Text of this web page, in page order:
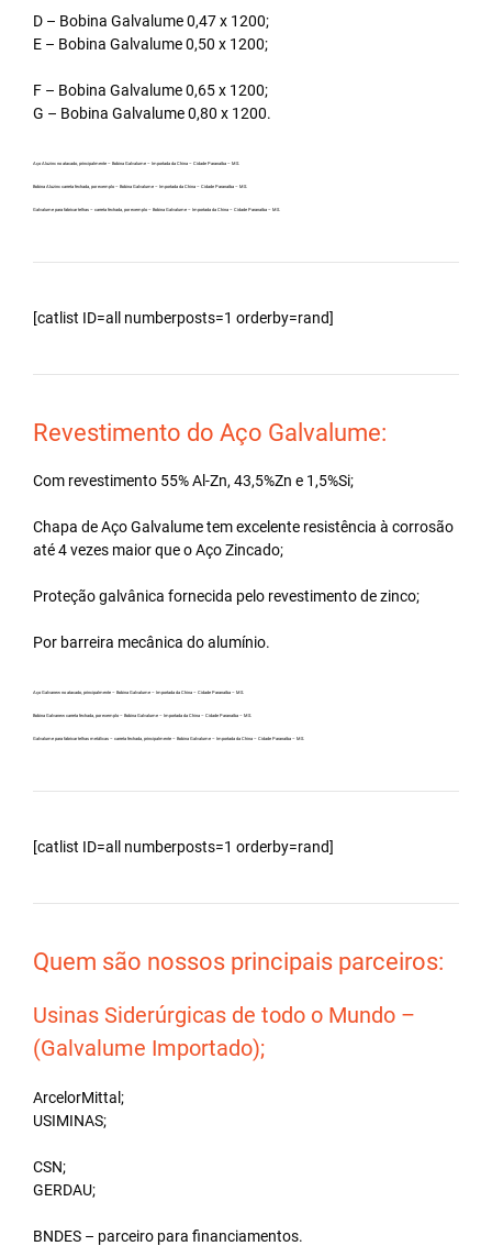
D – Bobina Galvalume 0,47 x 1200;
E – Bobina Galvalume 0,50 x 1200;
F – Bobina Galvalume 0,65 x 1200;
G – Bobina Galvalume 0,80 x 1200.
Aço Aluzinc no atacado, principalmente – Bobina Galvalume – Importada da China – Cidade Paranaíba – MS.
Bobina Aluzinc carreta fechada, por exemplo – Bobina Galvalume – Importada da China – Cidade Paranaíba – MS.
Galvalume para fabricar telhas – carreta fechada, por exemplo – Bobina Galvalume – Importada da China – Cidade Paranaíba – MS.
[catlist ID=all numberposts=1 orderby=rand]
Revestimento do Aço Galvalume:
Com revestimento 55% Al-Zn, 43,5%Zn e 1,5%Si;
Chapa de Aço Galvalume tem excelente resistência à corrosão
até 4 vezes maior que o Aço Zincado;
Proteção galvânica fornecida pelo revestimento de zinco;
Por barreira mecânica do alumínio.
Aço Galvanew no atacado, principalmente – Bobina Galvalume – Importada da China – Cidade Paranaíba – MS.
Bobina Galvanew carreta fechada, por exemplo – Bobina Galvalume – Importada da China – Cidade Paranaíba – MS.
Galvalume para fabricar telhas metálicas – carreta fechada, principalmente – Bobina Galvalume – Importada da China – Cidade Paranaíba – MS.
[catlist ID=all numberposts=1 orderby=rand]
Quem são nossos principais parceiros:
Usinas Siderúrgicas de todo o Mundo –
(Galvalume Importado);
ArcelorMittal;
USIMINAS;
CSN;
GERDAU;
BNDES – parceiro para financiamentos.